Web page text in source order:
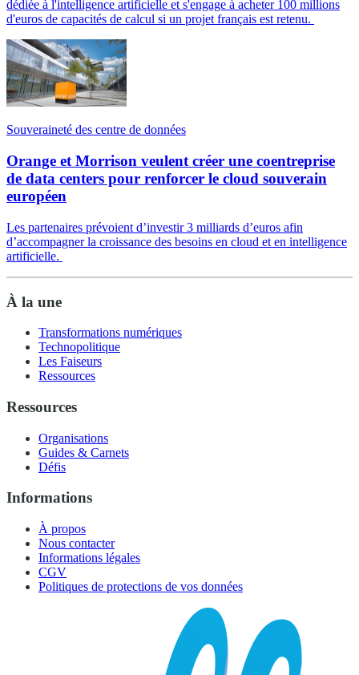
dédiée à l'intelligence artificielle et s'engage à acheter 100 millions
d'euros de capacités de calcul si un projet français est retenu.
Souveraineté des centre de données
Orange et Morrison veulent créer une coentreprise
de data centers pour renforcer le cloud souverain
européen
Les partenaires prévoient d’investir 3 milliards d’euros afin
d’accompagner la croissance des besoins en cloud et en intelligence
artificielle.
À la une
Transformations numériques
Technopolitique
Les Faiseurs
Ressources
Ressources
Organisations
Guides & Carnets
Défis
Informations
À propos
Nous contacter
Informations légales
CGV
Politiques de protections de vos données